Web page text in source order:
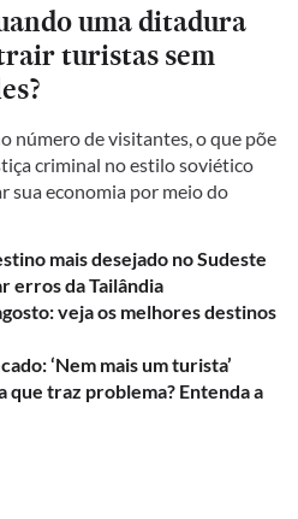
uma ditadura
turistas sem
número de visitantes, o que põe
criminal no estilo soviético
economia por meio do
mais desejado no Sudeste
erros da Tailândia
veja os melhores destinos
‘Nem mais um turista’
traz problema? Entenda a